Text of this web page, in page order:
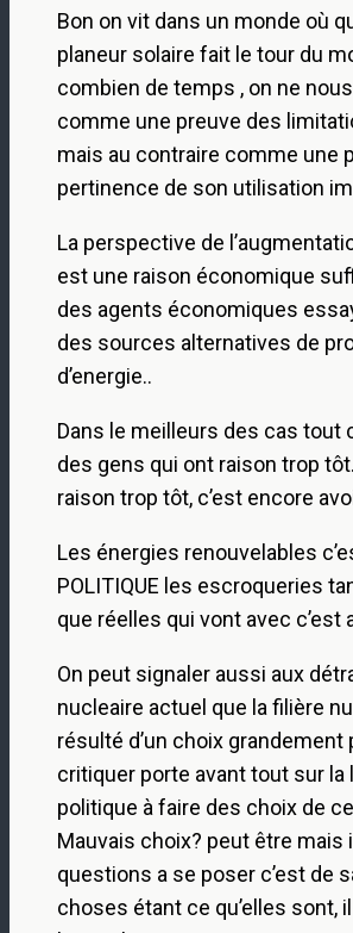
Bon on vit dans un monde où
planeur solaire fait le tour du
combien de temps , on ne
comme une preuve des
mais au contraire comme une
pertinence de son utilisation
La perspective de
est une raison économique
des agents économiques
des sources alternatives de
d’energie..
Dans le meilleurs des cas tout
des gens qui ont raison trop
raison trop tôt, c’est encore
Les énergies renouvelables
POLITIQUE les escroqueries
que réelles qui vont avec c’est
On peut signaler aussi aux
nucleaire actuel que la filière
résulté d’un choix grandement
critiquer porte avant tout sur la
politique à faire des choix de
Mauvais choix? peut être mais
questions a se poser c’est de
choses étant ce qu’elles sont,